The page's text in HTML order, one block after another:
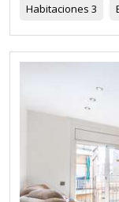
Habitaciones 3